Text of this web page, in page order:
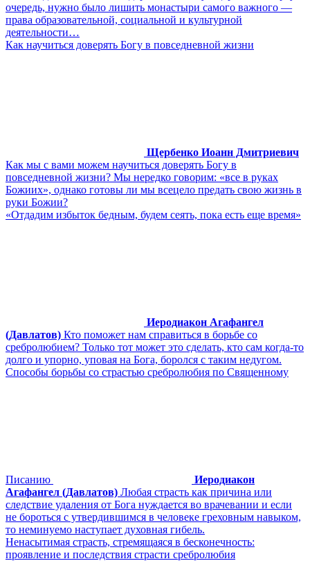
очередь, нужно было лишить монастыри самого важного ―
права образовательной, социальной и культурной
деятельности…
Как научиться доверять Богу в повседневной жизни
Щербенко Иоанн Дмитриевич
Как мы с вами можем научиться доверять Богу в
повседневной жизни? Мы нередко говорим: «все в руках
Божиих», однако готовы ли мы всецело предать свою жизнь в
руки Божии?
«Отдадим избыток бедным, будем сеять, пока есть еще время»
Иеродиакон Агафангел
(Давлатов) Кто поможет нам справиться в борьбе со
сребролюбием? Только тот может это сделать, кто сам когда-то
долго и упорно, уповая на Бога, боролся с таким недугом.
Способы борьбы со страстью сребролюбия по Священному
Писанию
Иеродиакон
Агафангел (Давлатов) Любая страсть как причина или
следствие удаления от Бога нуждается во врачевании и если
не бороться с утвердившимся в человеке греховным навыком,
то неминуемо наступает духовная гибель.
Ненасытимая страсть, стремящаяся в бесконечность:
проявление и последствия страсти сребролюбия